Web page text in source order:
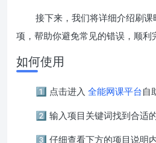
接下来，我们将详细介绍刷
项，帮助你避免常见的错误，顺利
如何使用
1️⃣ 点击进入 全能网课平台自
2️⃣ 输入项目关键词找到合适
3️⃣ 仔细查看下方的项目说明